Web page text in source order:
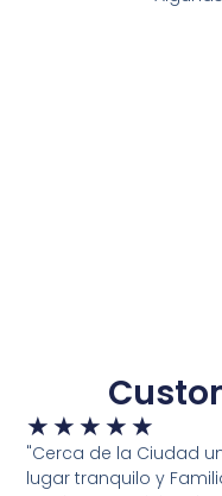
★ ★ ★ ★ ★
5
out
"Cerca de la Ciudad
lugar tranquilo y